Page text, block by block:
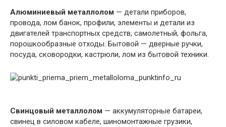
Алюминиевый металлолом — детали приборов,
провода, лом банок, профили, элементы и детали из
двигателей транспортных средств, самолетный, фольга,
порошкообразные отходы. Бытовой — дверные ручки,
посуда, сковородки, кастрюли, лом из бытовой техники.
Свинцовый металлолом — аккумуляторные батареи,
свинец в силовом кабеле, шиномонтажные грузики,